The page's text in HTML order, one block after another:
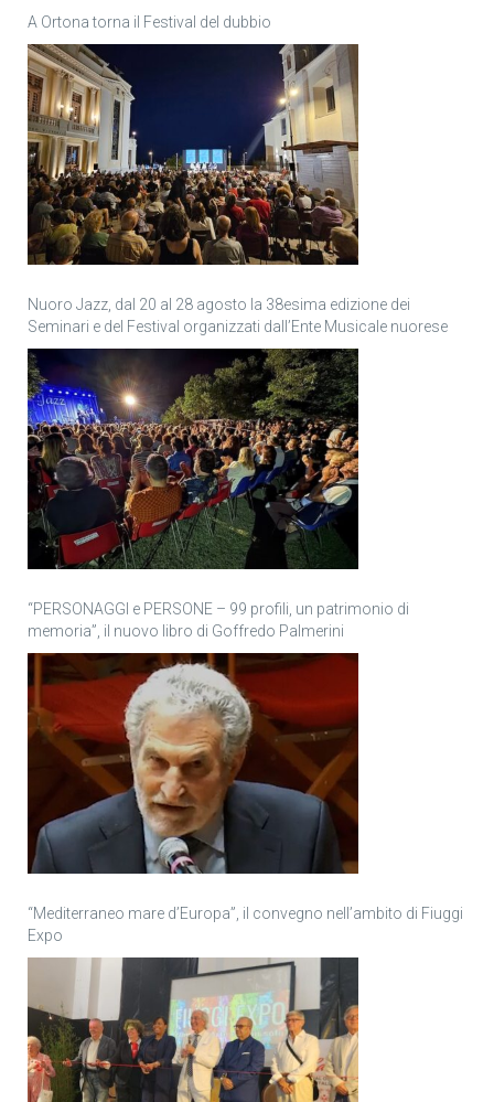
A Ortona torna il Festival del dubbio
Nuoro Jazz, dal 20 al 28 agosto la 38esima edizione dei
Seminari e del Festival organizzati dall’Ente Musicale nuorese
“PERSONAGGI e PERSONE – 99 profili, un patrimonio di
memoria”, il nuovo libro di Goffredo Palmerini
“Mediterraneo mare d’Europa”, il convegno nell’ambito di Fiuggi
Expo